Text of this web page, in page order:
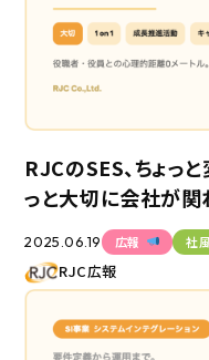
エントリー
RJCのSES、ちょっ
っと大切に会社が関
2025.06.19 広報 社
RJC広報